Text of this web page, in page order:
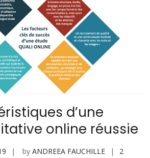
d’une
online réussie
by ANDREEA FAUCHILLE
2